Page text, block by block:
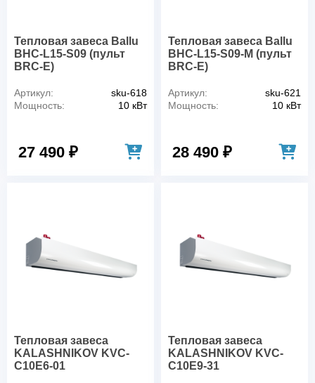
Тепловая завеса Ballu
BHC-L15-S09 (пульт
BRC-E)
Артикул:
sku-618
Мощность:
10 кВт
27 490 ₽
Тепловая завеса Ballu
BHC-L15-S09-M (пульт
BRC-E)
Артикул:
sku-621
Мощность:
10 кВт
28 490 ₽
Тепловая завеса
KALASHNIKOV KVС-
C10E6-01
Тепловая завеса
KALASHNIKOV KVС-
C10E9-31